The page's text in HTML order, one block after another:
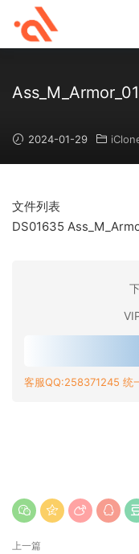
2024-01-29
文件列表
DS01635
客服QQ:258371245 统
上一篇